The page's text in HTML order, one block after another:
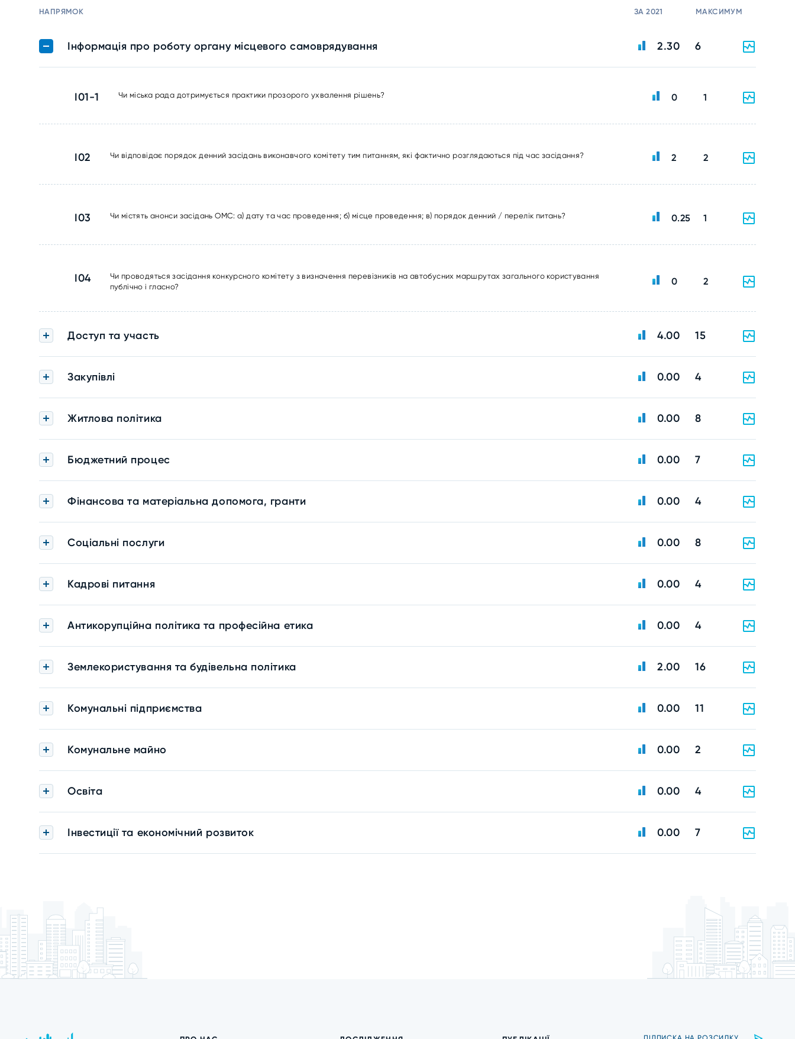
НАПРЯМОК ЗА 2021 МАКСИМУМ
Інформація про роботу органу місцевого самоврядування 2.30 6
I01-1 Чи міська рада дотримується практики прозорого ухвалення рішень? 0 1
I02 Чи відповідає порядок денний засідань виконавчого комітету тим питанням, які фактично розглядаються під час засідання? 2 2
I03 Чи містять анонси засідань ОМС: а) дату та час проведення; б) місце проведення; в) порядок денний / перелік питань? 0.25 1
I04
Чи проводяться засідання конкурсного комітету з визначення перевізників на автобусних маршрутах загального користування
публічно і гласно?
0 2
Доступ та участь 4.00 15
Закупівлі 0.00 4
Житлова політика 0.00 8
Бюджетний процес 0.00 7
Фінансова та матеріальна допомога, гранти 0.00 4
Соціальні послуги 0.00 8
Кадрові питання 0.00 4
Антикорупційна політика та професійна етика 0.00 4
Землекористування та будівельна політика 2.00 16
Комунальні підприємства 0.00 11
Комунальне майно 0.00 2
Освіта 0.00 4
Інвестиції та економічний розвиток 0.00 7